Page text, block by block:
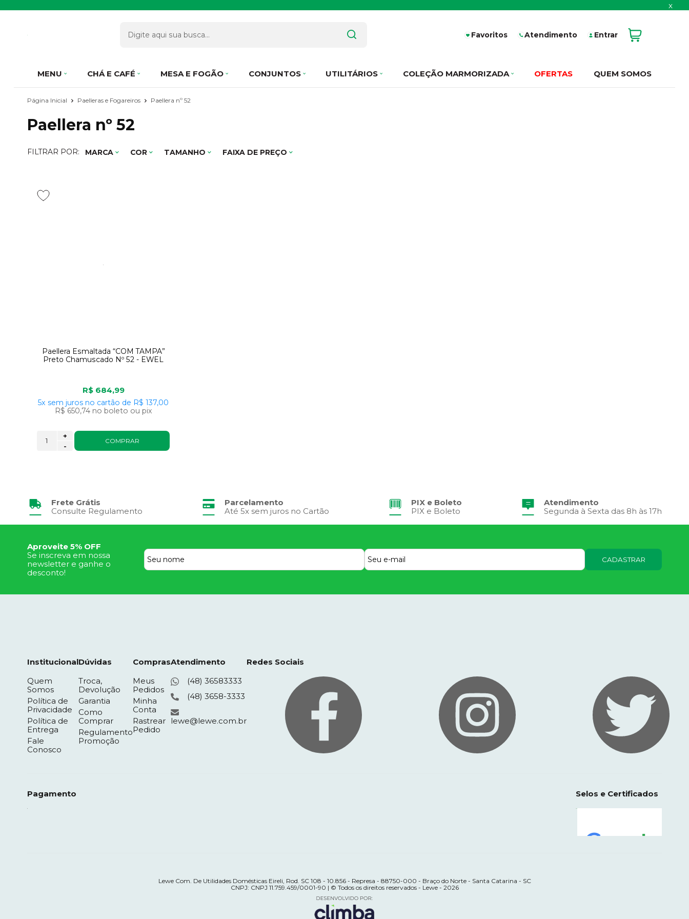
x
Favoritos Atendimento Entrar
MENU CHÁ E CAFÉ MESA E FOGÃO CONJUNTOS UTILITÁRIOS COLEÇÃO MARMORIZADA OFERTAS QUEM SOMOS
Página Inicial Paelleras e Fogareiros Paellera nº 52
Paellera nº 52
FILTRAR POR: MARCA COR TAMANHO FAIXA DE PREÇO
Paellera Esmaltada “COM TAMPA”
Preto Chamuscado Nº 52 - EWEL
R$ 684,99
5x sem juros no cartão de R$ 137,00
R$ 650,74 no boleto ou pix
-
+
COMPRAR
Frete Grátis
Consulte Regulamento
Parcelamento
Até 5x sem juros no Cartão
PIX e Boleto
PIX e Boleto
Atendimento
Segunda à Sexta das 8h às 17h
Aproveite 5% OFF
Se inscreva em nossa
newsletter e ganhe o
desconto!
CADASTRAR
Institucional
Quem
Somos
Política de
Privacidade
Política de
Entrega
Fale
Conosco
Dúvidas
Troca,
Devolução
Garantia
Como
Comprar
Regulamento
Promoção
Compras
Meus
Pedidos
Minha
Conta
Rastrear
Pedido
Atendimento
(48) 36583333
(48) 3658-3333
lewe@lewe.com.br
Redes Sociais
Pagamento Selos e Certificados
Lewe Com. De Utilidades Domésticas Eireli, Rod. SC 108 - 10.856 - Represa - 88750-000 - Braço do Norte - Santa Catarina - SC
CNPJ: CNPJ 11.759.459/0001-90 | © Todos os direitos reservados - Lewe - 2026